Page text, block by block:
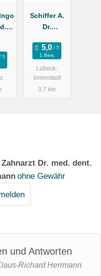
Schiffer A.
Dr.
äde
1 Bew.
Lübeck-
Innenstadt
3.7 km
Dr. med. dent.
ohne Gewähr
und Antworten
Richard Herrmann